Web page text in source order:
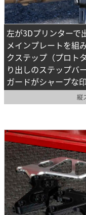
左が3Dプリンターで
メインプレートを組
クステップ（プロト
り出しのステップバ
ガードがシャープな
縦